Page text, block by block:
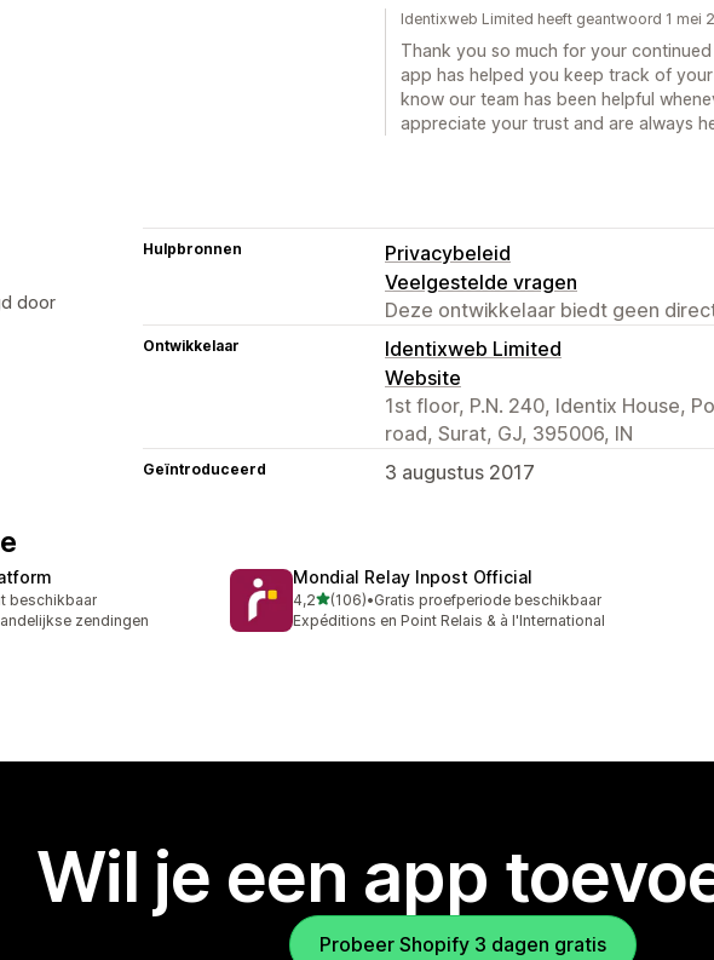
Identixweb Limited heeft geantwoord 1 mei
Thank you so much for your
app has helped you keep track of
know our team has been helpful
appreciate your trust and are always
door
Hulpbronnen
Privacybeleid
Veelgestelde vragen
Deze ontwikkelaar biedt geen
Ontwikkelaar
Identixweb Limited
Website
1st floor, P.N. 240, Identix House,
road, Surat, GJ, 395006, IN
Geïntroduceerd 3 augustus 2017
beschikbaar
zendingen
Mondial Relay Inpost Official
4,2van 5 sterren
(106)
106 recensies in totaal
•Gratis proefperiode beschikbaar
Expéditions en Point Relais & à l'International
Wil je een app
Probeer Shopify 3 dagen gratis